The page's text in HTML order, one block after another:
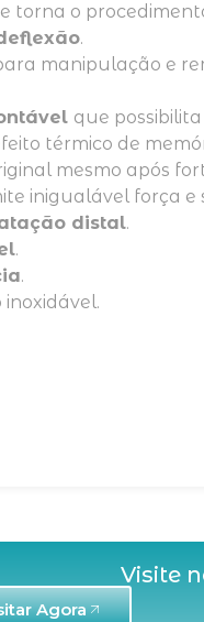
torna o
.
manipulação e
que
térmico de
mesmo após
inigualável força e
distal.
.
.
Visite
Agora